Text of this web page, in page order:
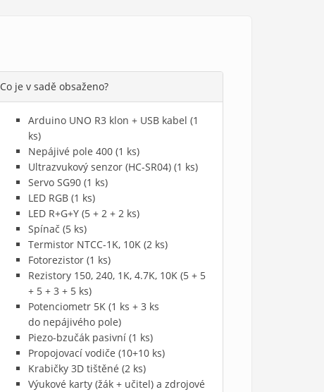
Co je v sadě obsaženo?
Arduino UNO R3 klon + USB kabel (1
ks)
Nepájivé pole 400 (1 ks)
Ultrazvukový senzor (HC-SR04) (1 ks)
Servo SG90 (1 ks)
LED RGB (1 ks)
LED R+G+Y (5 + 2 + 2 ks)
Spínač (5 ks)
Termistor NTCC-1K, 10K (2 ks)
Fotorezistor (1 ks)
Rezistory 150, 240, 1K, 4.7K, 10K (5 + 5
+ 5 + 3 + 5 ks)
Potenciometr 5K (1 ks + 3 ks
do nepájivého pole)
Piezo-bzučák pasivní (1 ks)
Propojovací vodiče (10+10 ks)
Krabičky 3D tištěné (2 ks)
Výukové karty (žák + učitel) a zdrojové